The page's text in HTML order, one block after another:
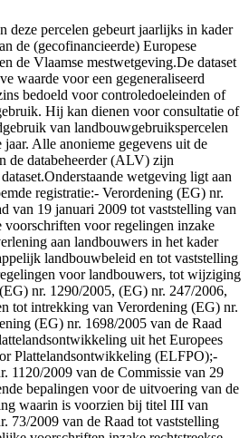
deze percelen gebeurt jaarlijks in kader
de (gecofinancieerde) Europese
de Vlaamse mestwetgeving.De dataset
waarde voor een gegeneraliseerd
bedoeld voor controledoeleinden of
Hij kan dienen voor consultatie of
van landbouwgebruikspercelen
Alle anonieme gegevens uit de
de databeheerder (ALV) zijn
wetgeving ligt aan
registratie:- Verordening (EG) nr.
van 19 januari 2009 tot vaststelling van
voorschriften voor regelingen inzake
aan landbouwers in het kader
landbouwbeleid en tot vaststelling
voor landbouwers, tot wijziging
nr. 1290/2005, (EG) nr. 247/2006,
tot intrekking van Verordening (EG) nr.
(EG) nr. 1698/2005 van de Raad
uit het Europees
Plattelandsontwikkeling (ELFPO);-
1120/2009 van de Commissie van 29
bepalingen voor de uitvoering van de
waarin is voorzien bij titel III van
73/2009 van de Raad tot vaststelling